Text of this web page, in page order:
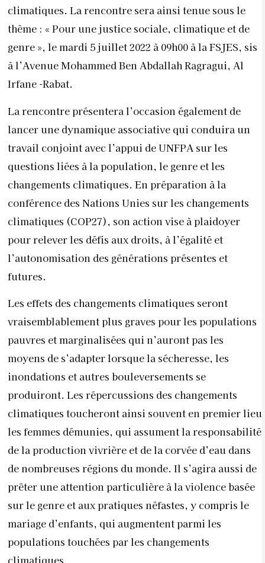
climatiques. La rencontre sera ainsi tenue sous le
thème : « Pour une justice sociale, climatique et de
genre », le mardi 5 juillet 2022 à 09h00 à la FSJES, sis
à l’Avenue Mohammed Ben Abdallah Ragragui, Al
Irfane -Rabat.
La rencontre présentera l’occasion également de
lancer une dynamique associative qui conduira un
travail conjoint avec l’appui de UNFPA sur les
questions liées à la population, le genre et les
changements climatiques. En préparation à la
conférence des Nations Unies sur les changements
climatiques (COP27), son action vise à plaidoyer
pour relever les défis aux droits, à l’égalité et
l’autonomisation des générations présentes et
futures.
Les effets des changements climatiques seront
vraisemblablement plus graves pour les populations
pauvres et marginalisées qui n’auront pas les
moyens de s’adapter lorsque la sécheresse, les
inondations et autres bouleversements se
produiront. Les répercussions des changements
climatiques toucheront ainsi souvent en premier lieu
les femmes démunies, qui assument la responsabilité
de la production vivrière et de la corvée d’eau dans
de nombreuses régions du monde. Il s’agira aussi de
prêter une attention particulière à la violence basée
sur le genre et aux pratiques néfastes, y compris le
mariage d’enfants, qui augmentent parmi les
populations touchées par les changements
climatiques.